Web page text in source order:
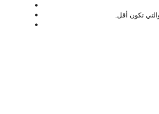
تكون أقل.